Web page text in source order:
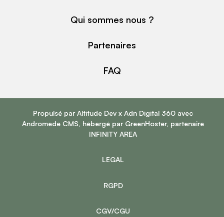
Qui sommes nous ?
Partenaires
FAQ
Propulsé par Altitude Devx Adn Digital 360avec
Andromede CMS, hébergé par GreenHoster, partenaire
INFINITY AREA
LEGAL
RGPD
CGV/CGU